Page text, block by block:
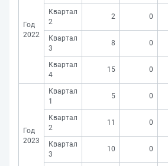
Год
2022
Квартал
2
2 0
Квартал
3
8 0
Квартал
4
15 0
Год
2023
Квартал
1
5 0
Квартал
2
11 0
Квартал
3
10 0